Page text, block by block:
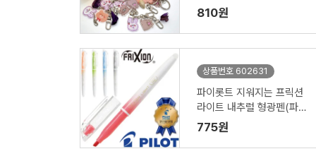
810원
상품번호 602631
파이롯트 지워지는 프릭션
라이트 내추럴 형광펜(파이
롯트공식인증대리점)
775원